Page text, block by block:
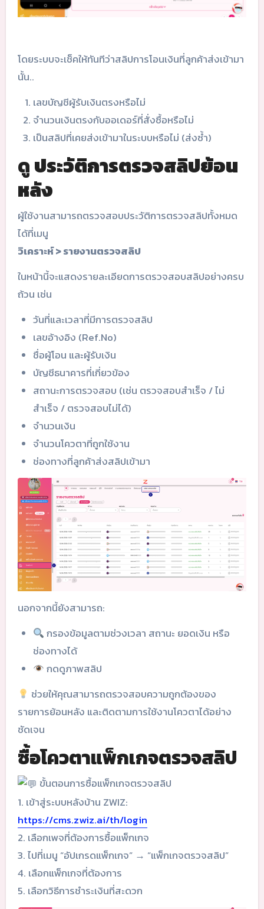
โดยระบบจะเช็คให้ทันทีว่าสลิปการโอนเงินที่ลูกค้าส่งเข้ามา
นั้น..
เลขบัญชีผู้รับเงินตรงหรือไม่
จำนวนเงินตรงกับออเดอร์ที่สั่งซื้อหรือไม่
เป็นสลิปที่เคยส่งเข้ามาในระบบหรือไม่ (ส่งซ้ำ)
ดูประวัติการตรวจสลิปย้อน
หลัง
ผู้ใช้งานสามารถตรวจสอบประวัติการตรวจสลิปทั้งหมด
ได้ที่เมนู
วิเคราะห์ > รายงานตรวจสลิป
ในหน้านี้จะแสดงรายละเอียดการตรวจสอบสลิปอย่างครบ
ถ้วน เช่น
วันที่และเวลาที่มีการตรวจสลิป
เลขอ้างอิง (Ref.No)
ชื่อผู้โอน และผู้รับเงิน
บัญชีธนาคารที่เกี่ยวข้อง
สถานะการตรวจสอบ (เช่น ตรวจสอบสำเร็จ / ไม่
สำเร็จ / ตรวจสอบไม่ได้)
จำนวนเงิน
จำนวนโควตาที่ถูกใช้งาน
ช่องทางที่ลูกค้าส่งสลิปเข้ามา
นอกจากนี้ยังสามารถ:
กรองข้อมูลตามช่วงเวลา สถานะ ยอดเงิน หรือ
ช่องทางได้
กดดูภาพสลิป
ช่วยให้คุณสามารถตรวจสอบความถูกต้องของ
รายการย้อนหลัง และติดตามการใช้งานโควตาได้อย่าง
ชัดเจน
ซื้อโควตาแพ็กเกจตรวจสลิป
ขั้นตอนการซื้อแพ็กเกจตรวจสลิป
1. เข้าสู่ระบบหลังบ้าน ZWIZ:
https://cms.zwiz.ai/th/login
2. เลือกเพจที่ต้องการซื้อแพ็กเกจ
3. ไปที่เมนู “อัปเกรดแพ็กเกจ” → “แพ็กเกจตรวจสลิป”
4. เลือกแพ็กเกจที่ต้องการ
5. เลือกวิธีการชำระเงินที่สะดวก